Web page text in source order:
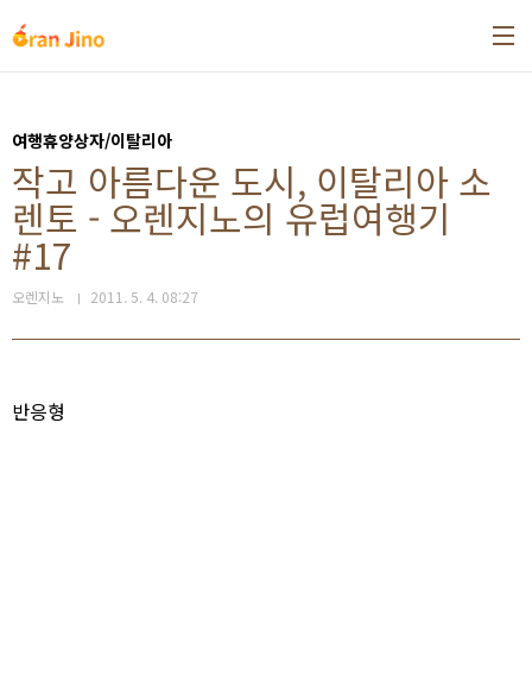
여행휴양상자/이탈리아
작고 아름다운 도시, 이탈리아 소
렌토 - 오렌지노의 유럽여행기
#17
오렌지노 2011. 5. 4. 08:27
반응형